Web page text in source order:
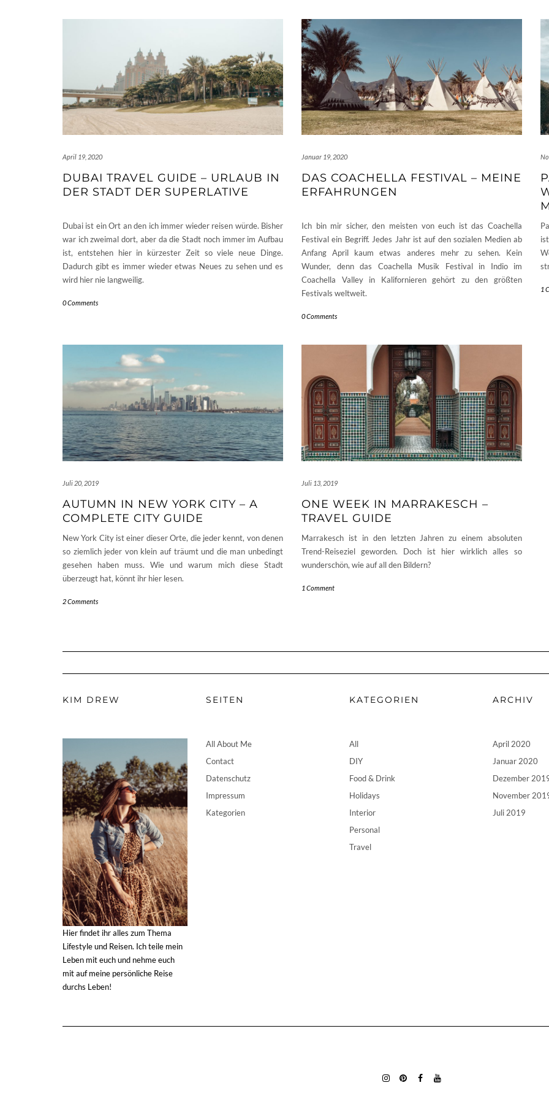
April 19, 2020
DUBAI TRAVEL GUIDE – URLAUB IN
DER STADT DER SUPERLATIVE
Dubai ist ein Ort an den ich immer wieder reisen würde. Bisher
war ich zweimal dort, aber da die Stadt noch immer im Aufbau
ist, entstehen hier in kürzester Zeit so viele neue Dinge.
Dadurch gibt es immer wieder etwas Neues zu sehen und es
wird hier nie langweilig.
0 Comments
Januar 19, 2020
DAS COACHELLA FESTIVAL – MEINE
ERFAHRUNGEN
Ich bin mir sicher, den meisten von euch ist das Coachella
Festival ein Begriff. Jedes Jahr ist auf den sozialen Medien ab
Anfang April kaum etwas anderes mehr zu sehen. Kein
Wunder, denn das Coachella Musik Festival in Indio im
Coachella Valley in Kalifornieren gehört zu den größten
Festivals weltweit.
0 Comments
1
Juli 20, 2019
AUTUMN IN NEW YORK CITY – A
COMPLETE CITY GUIDE
New York City ist einer dieser Orte, die jeder kennt, von denen
so ziemlich jeder von klein auf träumt und die man unbedingt
gesehen haben muss. Wie und warum mich diese Stadt
überzeugt hat, könnt ihr hier lesen.
2 Comments
Juli 13, 2019
ONE WEEK IN MARRAKESCH –
TRAVEL GUIDE
Marrakesch ist in den letzten Jahren zu einem absoluten
Trend-Reiseziel geworden. Doch ist hier wirklich alles so
wunderschön, wie auf all den Bildern?
1 Comment
KIM DREW
Hier findet ihr alles zum Thema
Lifestyle und Reisen. Ich teile mein
Leben mit euch und nehme euch
mit auf meine persönliche Reise
durchs Leben!
SEITEN
All About Me
Contact
Datenschutz
Impressum
Kategorien
KATEGORIEN
All
DIY
Food & Drink
Holidays
Interior
Personal
Travel
ARCHIV
April 2020
Januar 2020
Dezember
November
Juli 2019